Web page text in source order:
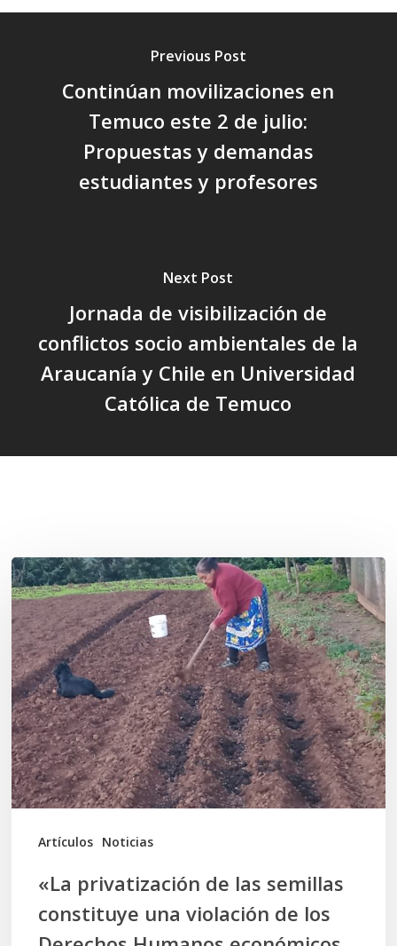
Previous Post
Continúan movilizaciones en
Temuco este 2 de julio:
Propuestas y demandas
estudiantes y profesores
Next Post
Jornada de visibilización de
conflictos socio ambientales de la
Araucanía y Chile en Universidad
Católica de Temuco
Artículos Noticias
«La
privatización
de
las
semillas
constituye
una
violación
de
Humanos
económicos,
«La privatización de las semillas
constituye una violación de los